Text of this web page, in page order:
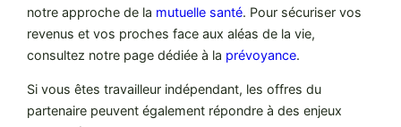
notre approche de la mutuelle santé. Pour sécuriser vos
revenus et vos proches face aux aléas de la vie,
consultez notre page dédiée à la prévoyance.
Si vous êtes travailleur indépendant, les offres du
partenaire peuvent également répondre à des enjeux